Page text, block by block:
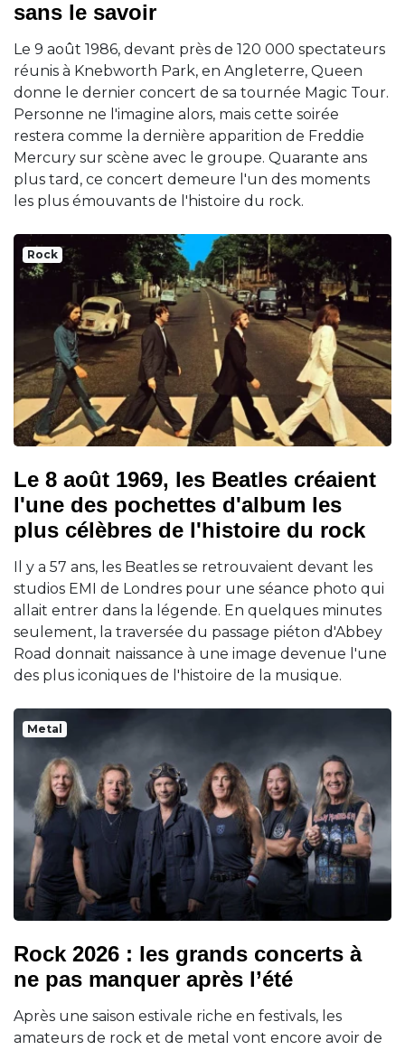
sans le savoir
Le 9 août 1986, devant près de 120 000 spectateurs
réunis à Knebworth Park, en Angleterre, Queen
donne le dernier concert de sa tournée Magic Tour.
Personne ne l'imagine alors, mais cette soirée
restera comme la dernière apparition de Freddie
Mercury sur scène avec le groupe. Quarante ans
plus tard, ce concert demeure l'un des moments
les plus émouvants de l'histoire du rock.
Rock
Le 8 août 1969, les Beatles créaient
l'une des pochettes d'album les
plus célèbres de l'histoire du rock
Il y a 57 ans, les Beatles se retrouvaient devant les
studios EMI de Londres pour une séance photo qui
allait entrer dans la légende. En quelques minutes
seulement, la traversée du passage piéton d'Abbey
Road donnait naissance à une image devenue l'une
des plus iconiques de l'histoire de la musique.
Metal
Rock 2026 : les grands concerts à
ne pas manquer après l’été
Après une saison estivale riche en festivals, les
amateurs de rock et de metal vont encore avoir de